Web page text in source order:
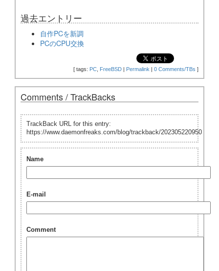
過去エントリー
自作PCを新調
PCのCPU交換
[ tags: PC FreeBSD | Permalink | 0 Comments/TBs ]
Comments / TrackBacks
TrackBack URL for this entry:
https://www.daemonfreaks.com/blog/trackback/202305220950
Name
E-mail
Comment